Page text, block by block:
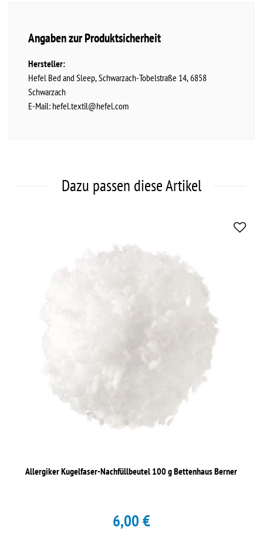
Angaben zur Produktsicherheit
Hersteller:
Hefel Bed and Sleep Schwarzach-Tobelstraße 14 6858
Schwarzach
E-Mail: hefel.textil@hefel.com
Dazu passen diese Artikel
Allergiker Kugelfaser-Nachfüllbeutel 100 g Bettenhaus Berner
6,00 €